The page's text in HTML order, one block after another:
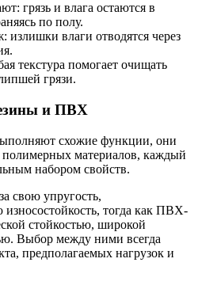
грязь и влага остаются в
по полу.
излишки влаги отводятся через
текстура помогает очищать
грязи.
и ПВХ
схожие функции, они
полимерных материалов, каждый
набором свойств.
свою упругость,
тогда как ПВХ-
стойкостью, широкой
Выбор между ними всегда
предполагаемых нагрузок и